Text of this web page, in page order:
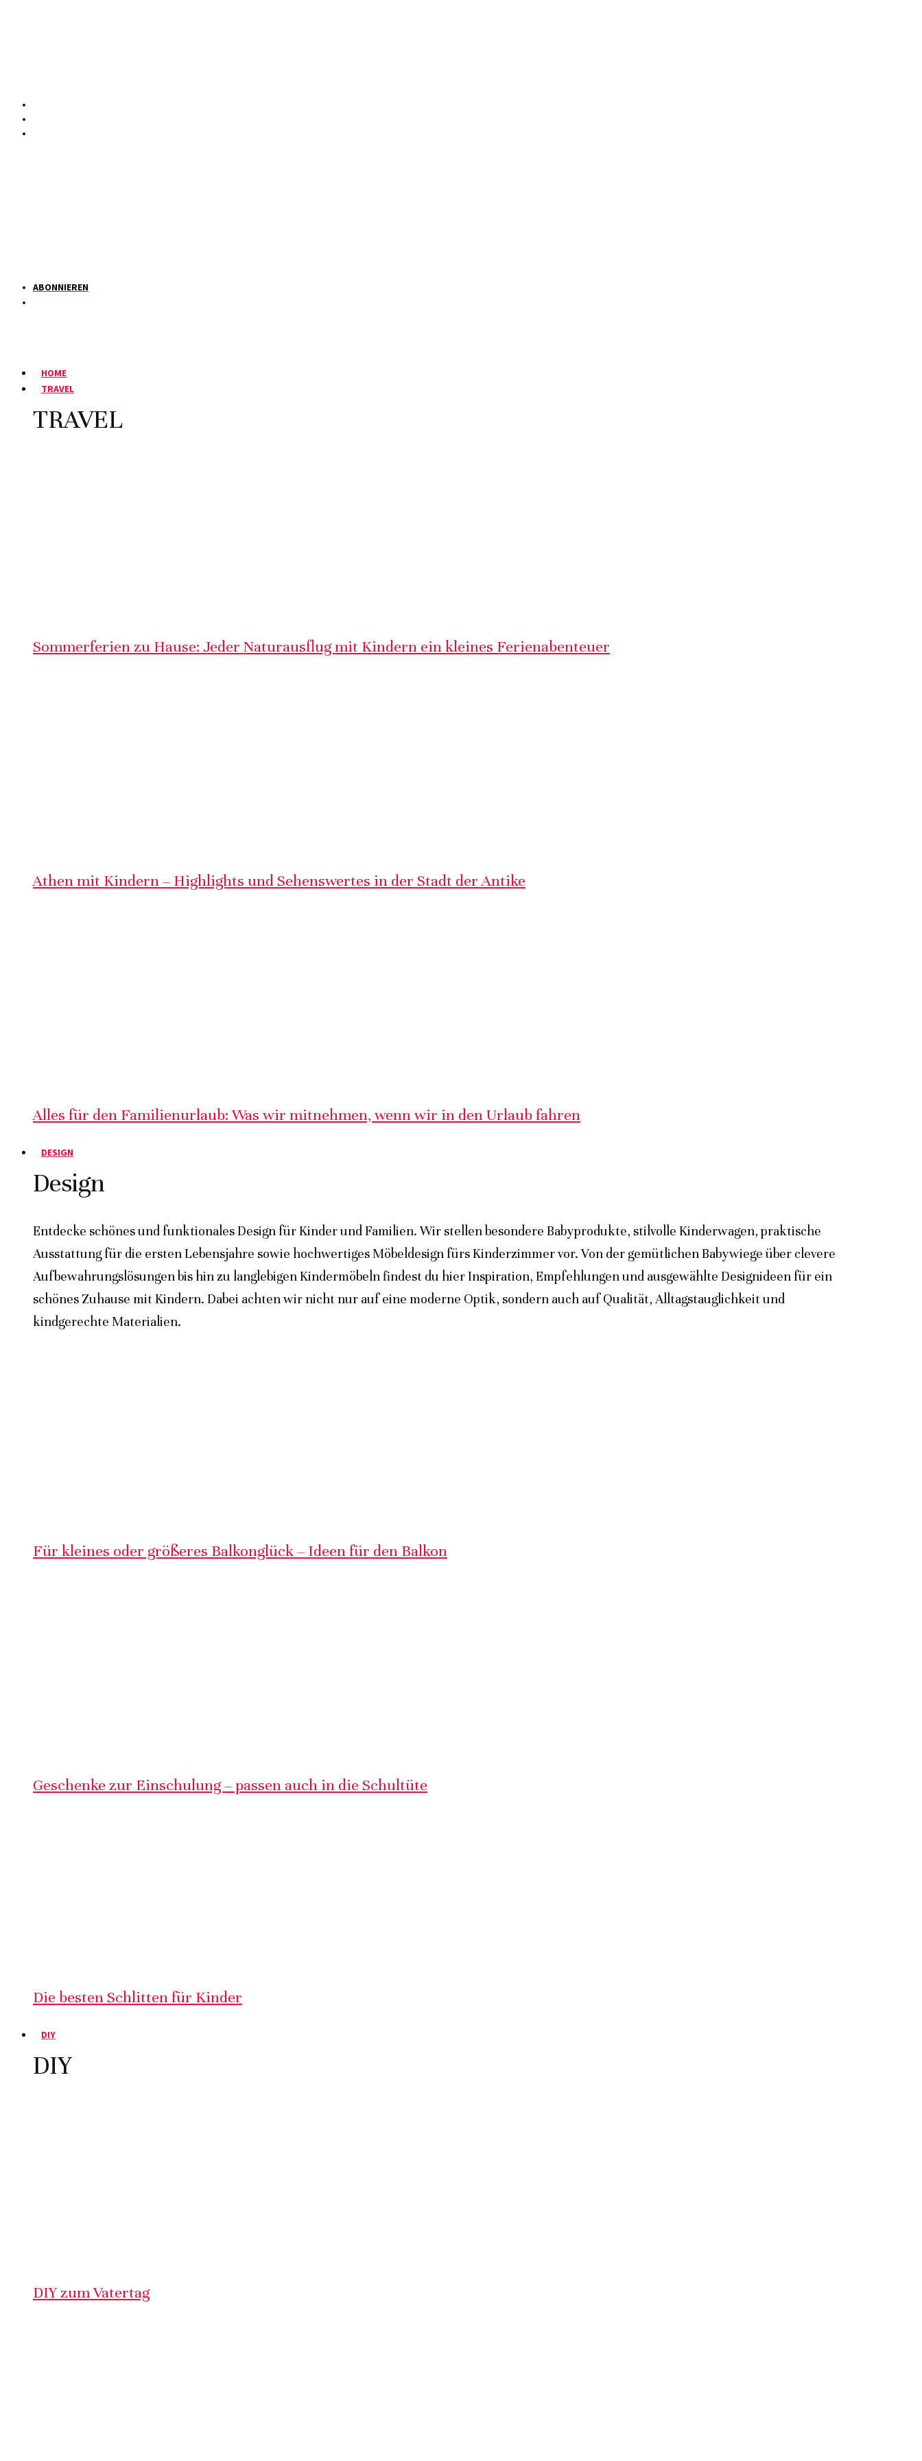
ABONNIEREN
HOME
TRAVEL
TRAVEL
Sommerferien zu Hause: Jeder Naturausflug mit Kindern ein kleines Ferienabenteuer
Athen mit Kindern – Highlights und Sehenswertes in der Stadt der Antike
Alles für den Familienurlaub: Was wir mitnehmen, wenn wir in den Urlaub fahren
DESIGN
Design
Entdecke schönes und funktionales Design für Kinder und Familien. Wir stellen besondere Babyprodukte, stilvolle Kinderwagen, praktische
Ausstattung für die ersten Lebensjahre sowie hochwertiges Möbeldesign fürs Kinderzimmer vor. Von der gemütlichen Babywiege über clevere
Aufbewahrungslösungen bis hin zu langlebigen Kindermöbeln findest du hier Inspiration, Empfehlungen und ausgewählte Designideen für ein
schönes Zuhause mit Kindern. Dabei achten wir nicht nur auf eine moderne Optik, sondern auch auf Qualität, Alltagstauglichkeit und
kindgerechte Materialien.
Für kleines oder größeres Balkonglück – Ideen für den Balkon
Geschenke zur Einschulung – passen auch in die Schultüte
Die besten Schlitten für Kinder
DIY
DIY
DIY zum Vatertag